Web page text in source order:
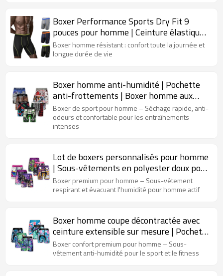
Boxer Performance Sports Dry Fit 9
pouces pour homme | Ceinture élastique
souple | Sous-vêtement long grande
taille pour homme
Boxer homme résistant : confort toute la journée et
longue durée de vie
Boxer homme anti-humidité | Pochette
anti-frottements | Boxer homme aux
couleurs vives
Boxer de sport pour homme – Séchage rapide, anti-
odeurs et confortable pour les entraînements
intenses
Lot de boxers personnalisés pour homme
| Sous-vêtements en polyester doux pour
un confort optimal tout au long de la
journée
Boxer premium pour homme – Sous-vêtement
respirant et évacuant l'humidité pour homme actif
Boxer homme coupe décontractée avec
ceinture extensible sur mesure | Pochette
en micro-maille respirante et étanche |
Sous-vêtements pour homme aux
Boxer confort premium pour homme – Sous-
vêtement anti-humidité pour le sport et le fitness